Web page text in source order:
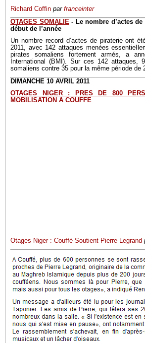
Richard Coffin par franceinter
OTAGES SOMALIE- Le nombre d’actes
début de l’année
Un nombre record d’actes de piraterie ont
2011, avec 142 attaques menées
pirates somaliens fortement armés, a
International (BMI). Sur ces 142 attaques,
somaliens contre 35 pour la même période de
DIMANCHE 10 AVRIL 2011
OTAGES NIGER : PRES DE 800
MOBILISATION A COUFFE
Otages Niger : Couffé Soutient Pierre Legrand